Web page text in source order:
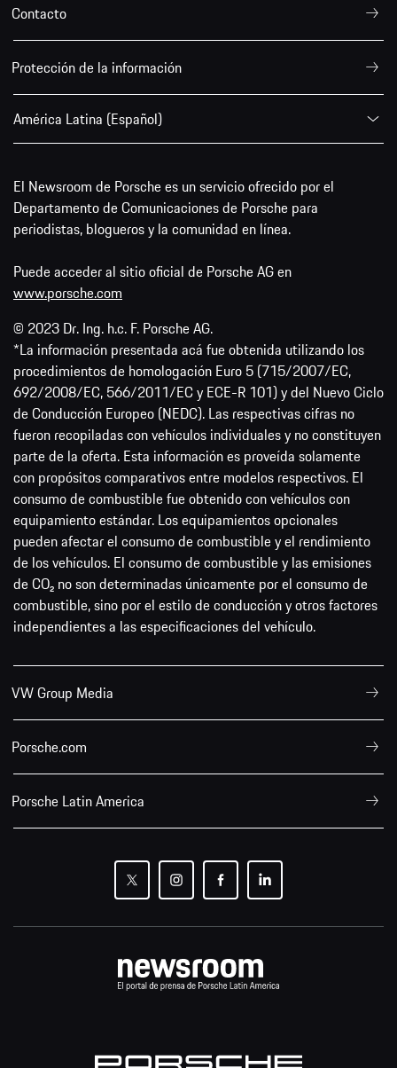
Contacto
Protección de la información
América Latina (Español)
El Newsroom de Porsche es un servicio ofrecido por el
Departamento de Comunicaciones de Porsche para
periodistas, blogueros y la comunidad en línea.
Puede acceder al sitio oficial de Porsche AG en
www.porsche.com
© 2023 Dr. Ing. h.c. F. Porsche AG.
*La información presentada acá fue obtenida utilizando los
procedimientos de homologación Euro 5 (715/2007/EC,
692/2008/EC, 566/2011/EC y ECE-R 101) y del Nuevo Ciclo
de Conducción Europeo (NEDC). Las respectivas cifras no
fueron recopiladas con vehículos individuales y no constituyen
parte de la oferta. Esta información es proveída solamente
con propósitos comparativos entre modelos respectivos. El
consumo de combustible fue obtenido con vehículos con
equipamiento estándar. Los equipamientos opcionales
pueden afectar el consumo de combustible y el rendimiento
de los vehículos. El consumo de combustible y las emisiones
de CO₂ no son determinadas únicamente por el consumo de
combustible, sino por el estilo de conducción y otros factores
independientes a las especificaciones del vehículo.
VW Group Media
Porsche.com
Porsche Latin America